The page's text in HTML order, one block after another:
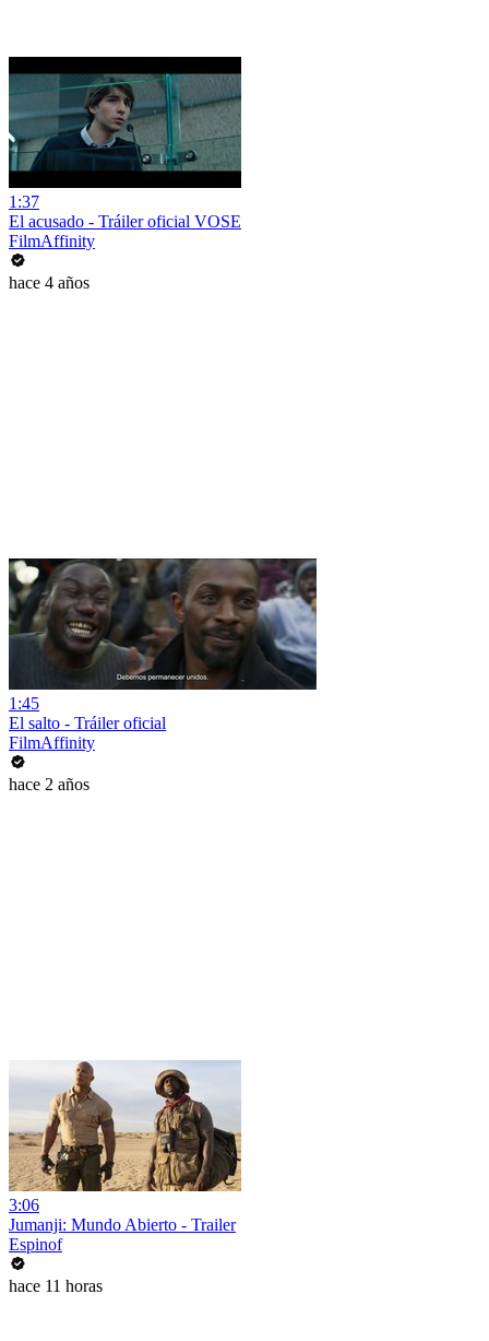
1:37
El acusado - Tráiler oficial VOSE
FilmAffinity
hace 4 años
1:45
El salto - Tráiler oficial
FilmAffinity
hace 2 años
3:06
Jumanji: Mundo Abierto - Trailer
Espinof
hace 11 horas